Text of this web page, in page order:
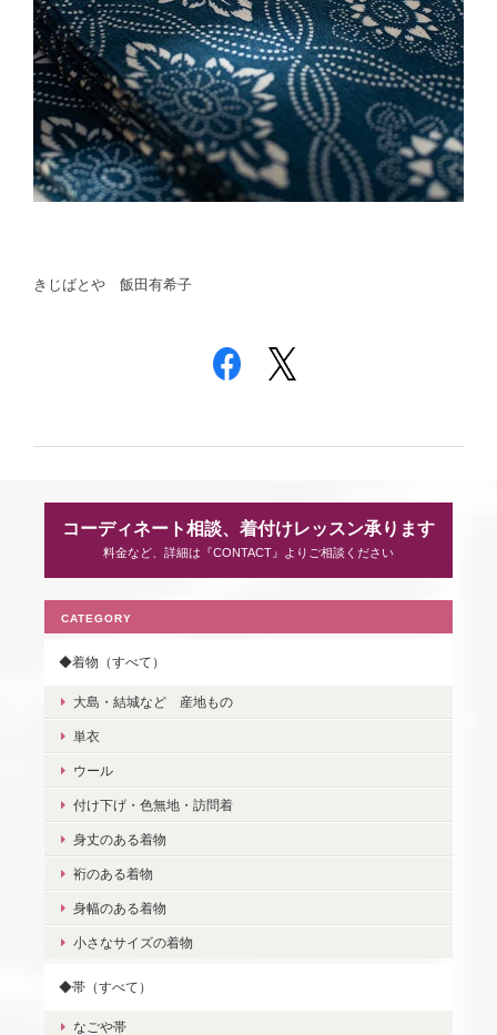
きじばとや 飯田有希子
コーディネート相談、着付けレッスン承ります
料金など、詳細は『CONTACT』よりご相談ください
CATEGORY
◆着物（すべて）
大島・結城など 産地もの
単衣
ウール
付け下げ・色無地・訪問着
身丈のある着物
裄のある着物
身幅のある着物
小さなサイズの着物
◆帯（すべて）
なごや帯